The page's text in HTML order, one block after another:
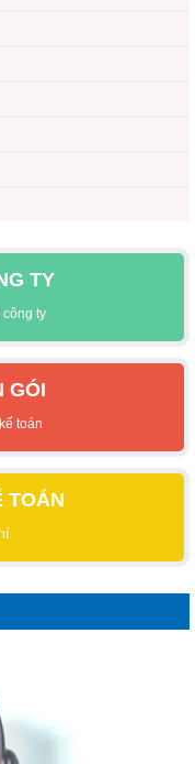
TY
ty
GÓI
toán
TOÁN